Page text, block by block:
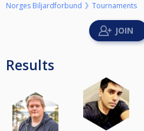
Norges Biljardforbund Tournaments
Results